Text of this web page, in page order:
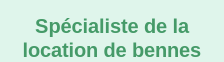
Spécialiste de la
location de bennes